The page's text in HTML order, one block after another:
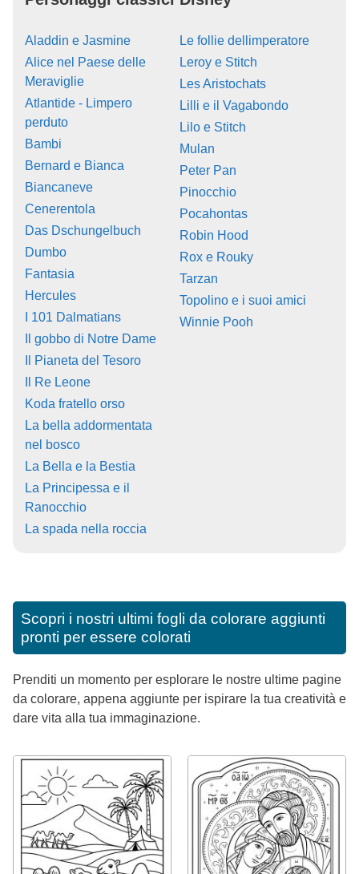
Aladdin e Jasmine
Alice nel Paese delle
Meraviglie
Atlantide - Limpero
perduto
Bambi
Bernard e Bianca
Biancaneve
Cenerentola
Das Dschungelbuch
Dumbo
Fantasia
Hercules
I 101 Dalmatians
Il gobbo di Notre Dame
Il Pianeta del Tesoro
Il Re Leone
Koda fratello orso
La bella addormentata
nel bosco
La Bella e la Bestia
La Principessa e il
Ranocchio
La spada nella roccia
Le follie dellimperatore
Leroy e Stitch
Les Aristochats
Lilli e il Vagabondo
Lilo e Stitch
Mulan
Peter Pan
Pinocchio
Pocahontas
Robin Hood
Rox e Rouky
Tarzan
Topolino e i suoi amici
Winnie Pooh
Scopri i nostri ultimi fogli da colorare aggiunti
pronti per essere colorati
Prenditi un momento per esplorare le nostre ultime pagine
da colorare, appena aggiunte per ispirare la tua creatività e
dare vita alla tua immaginazione.